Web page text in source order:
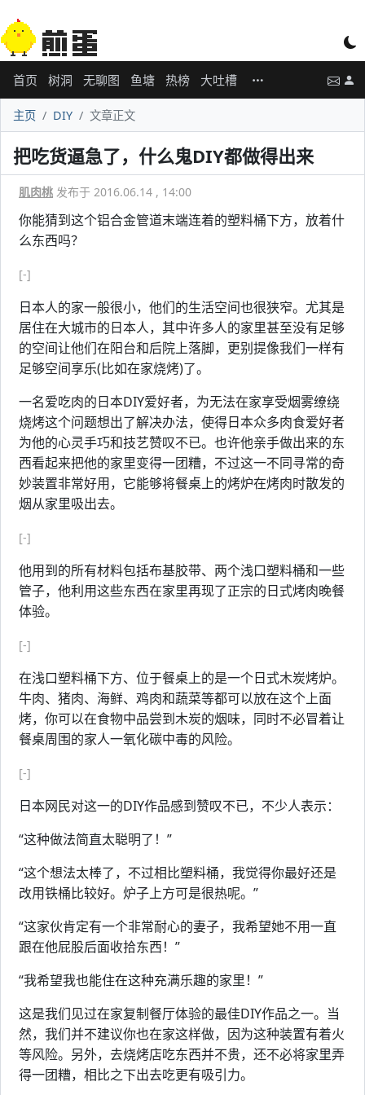
首页 树洞 无聊图 鱼塘 热榜 大吐槽
主页 DIY 文章正文
把吃货逼急了，什么鬼DIY都做得出来
肌肉桃 发布于 2016.06.14 , 14:00
你能猜到这个铝合金管道末端连着的塑料桶下方，放着什
么东西吗？
[-]
日本人的家一般很小，他们的生活空间也很狭窄。尤其是
居住在大城市的日本人，其中许多人的家里甚至没有足够
的空间让他们在阳台和后院上落脚，更别提像我们一样有
足够空间享乐(比如在家烧烤)了。
一名爱吃肉的日本DIY爱好者，为无法在家享受烟雾缭绕
烧烤这个问题想出了解决办法，使得日本众多肉食爱好者
为他的心灵手巧和技艺赞叹不已。也许他亲手做出来的东
西看起来把他的家里变得一团糟，不过这一不同寻常的奇
妙装置非常好用，它能够将餐桌上的烤炉在烤肉时散发的
烟从家里吸出去。
[-]
他用到的所有材料包括布基胶带、两个浅口塑料桶和一些
管子，他利用这些东西在家里再现了正宗的日式烤肉晚餐
体验。
[-]
在浅口塑料桶下方、位于餐桌上的是一个日式木炭烤炉。
牛肉、猪肉、海鲜、鸡肉和蔬菜等都可以放在这个上面
烤，你可以在食物中品尝到木炭的烟味，同时不必冒着让
餐桌周围的家人一氧化碳中毒的风险。
[-]
日本网民对这一的DIY作品感到赞叹不已，不少人表示：
“这种做法简直太聪明了！”
“这个想法太棒了，不过相比塑料桶，我觉得你最好还是
改用铁桶比较好。炉子上方可是很热呢。”
“这家伙肯定有一个非常耐心的妻子，我希望她不用一直
跟在他屁股后面收拾东西！”
“我希望我也能住在这种充满乐趣的家里！”
这是我们见过在家复制餐厅体验的最佳DIY作品之一。当
然，我们并不建议你也在家这样做，因为这种装置有着火
等风险。另外，去烧烤店吃东西并不贵，还不必将家里弄
得一团糟，相比之下出去吃更有吸引力。